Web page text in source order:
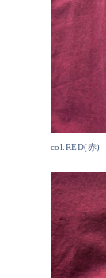
col.RED(赤)